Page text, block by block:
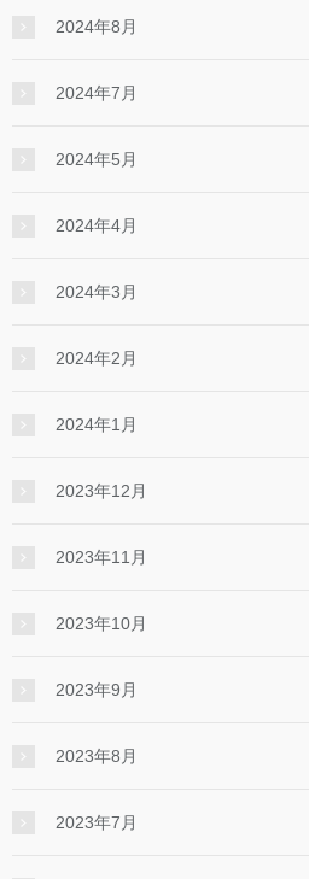
2024年8月
2024年7月
2024年5月
2024年4月
2024年3月
2024年2月
2024年1月
2023年12月
2023年11月
2023年10月
2023年9月
2023年8月
2023年7月